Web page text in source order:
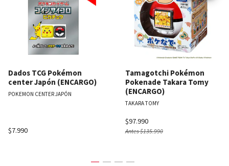
Dados TCG Pokémon
center Japón (ENCARGO)
POKEMON CENTER JAPÓN
$7.990
Tamagotchi Pokémon
Pokenade Takara Tomy
(ENCARGO)
TAKARA TOMY
$97.990
Antes$135.990